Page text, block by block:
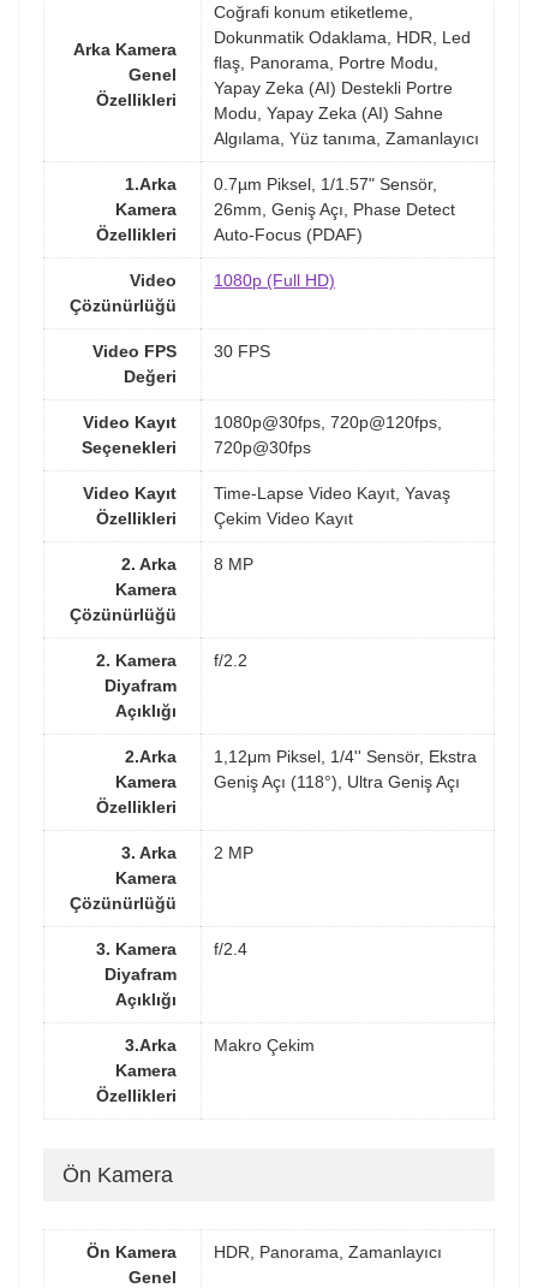
Arka Kamera
Genel
Özellikleri
Coğrafi konum etiketleme,
Dokunmatik Odaklama, HDR, Led
flaş, Panorama, Portre Modu,
Yapay Zeka (AI) Destekli Portre
Modu, Yapay Zeka (AI) Sahne
Algılama, Yüz tanıma, Zamanlayıcı
1.Arka
Kamera
Özellikleri
0.7µm Piksel, 1/1.57" Sensör,
26mm, Geniş Açı, Phase Detect
Auto-Focus (PDAF)
Video
Çözünürlüğü
1080p (Full HD)
Video FPS
Değeri
30 FPS
Video Kayıt
Seçenekleri
1080p@30fps, 720p@120fps,
720p@30fps
Video Kayıt
Özellikleri
Time-Lapse Video Kayıt, Yavaş
Çekim Video Kayıt
2. Arka
Kamera
Çözünürlüğü
8 MP
2. Kamera
Diyafram
Açıklığı
f/2.2
2.Arka
Kamera
Özellikleri
1,12μm Piksel, 1/4'' Sensör, Ekstra
Geniş Açı (118°), Ultra Geniş Açı
3. Arka
Kamera
Çözünürlüğü
2 MP
3. Kamera
Diyafram
Açıklığı
f/2.4
3.Arka
Kamera
Özellikleri
Makro Çekim
Ön Kamera
Ön Kamera
Genel
HDR, Panorama, Zamanlayıcı